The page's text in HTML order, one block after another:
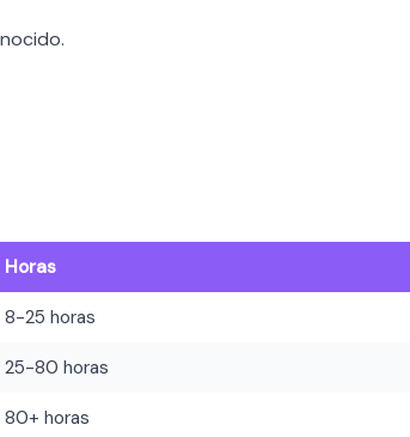
Horas
8-25 horas
25-80 horas
80+ horas